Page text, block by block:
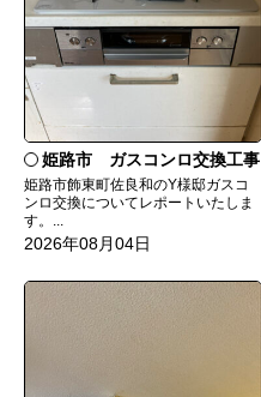
姫路市 ガスコンロ交換工事
姫路市飾東町佐良和のY様邸ガスコ
ンロ交換についてレポートいたしま
す。...
2026年08月04日